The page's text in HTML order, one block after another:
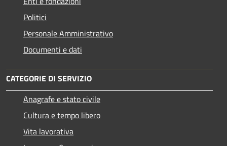
Politici
Personale Amministrativo
Documenti e dati
CATEGORIE DI SERVIZIO
Anagrafe e stato civile
Cultura e tempo libero
Vita lavorativa